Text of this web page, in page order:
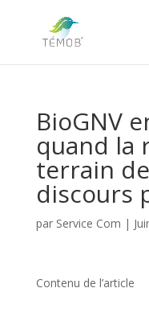
BioGNV
quand la
terrain
discours
par Service Com |
Contenu de l’article